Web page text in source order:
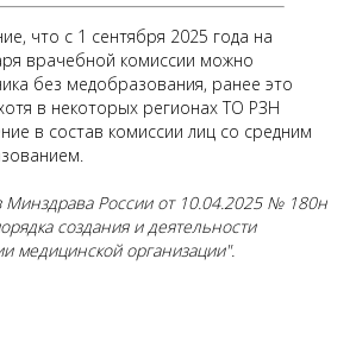
что с 1 сентября 2025 года на
врачебной комиссии можно
без медобразования, ранее это
в некоторых регионах ТО РЗН
в состав комиссии лиц со средним
Минздрава России от 10.04.2025 № 180н
создания и деятельности
медицинской организации".
Онлайн
консультация